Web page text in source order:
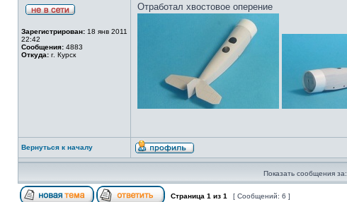
Зарегистрирован: 18 янв 2011
22:42
Сообщения: 4883
Откуда: г. Курск
Отработал хвостовое оперение
Вернуться к началу
Показать сообщения за:
Страница 1 из 1 [ Сообщений: 6 ]